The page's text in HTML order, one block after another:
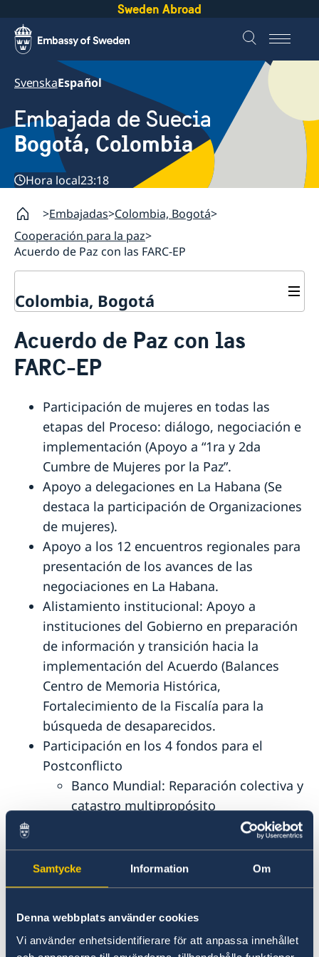
Samtycke Information Om
Denna webbplats använder cookies
Vi använder enhetsidentifierare för att anpassa innehållet
Sweden Abroad
SvenskaEspañol
Embajada de Suecia
Bogotá, Colombia
Hora local23:18
Embajadas Colombia, Bogotá
Cooperación para la paz
Acuerdo de Paz con las FARC-EP
Colombia, Bogotá
Agendar una cita migración
Sobre nosotros
Trabaja con nosotros
Embajadas
Estudios en Suecia
Colombia y América Latina
Cooperación bilateral para el desarrollo en Colombia
Cooperación regional para el desarrollo en América
Latina
Promoción Comercial y Cultural
Promoción comercial
Noticias
Acuerdo de Paz con las
FARC-EP
Participación de mujeres en todas las
etapas del Proceso: diálogo, negociación e
implementación (Apoyo a “1ra y 2da
Cumbre de Mujeres por la Paz”.
Apoyo a delegaciones en La Habana (Se
destaca la participación de Organizaciones
de mujeres).
Apoyo a los 12 encuentros regionales para
presentación de los avances de las
negociaciones en La Habana.
Alistamiento institucional: Apoyo a
instituciones del Gobierno en preparación
de información y transición hacia la
implementación del Acuerdo (Balances
Centro de Memoria Histórica,
Fortalecimiento de la Fiscalía para la
búsqueda de desaparecidos.
Participación en los 4 fondos para el
Postconflicto
Banco Mundial: Reparación colectiva y
catastro multipropósito
Respuesta Rápida
Unión Europea (EUTF): Desarrollo
Rural Integral
Desarrollo Sostenible, deforestación
Reintegración: Proyectos de